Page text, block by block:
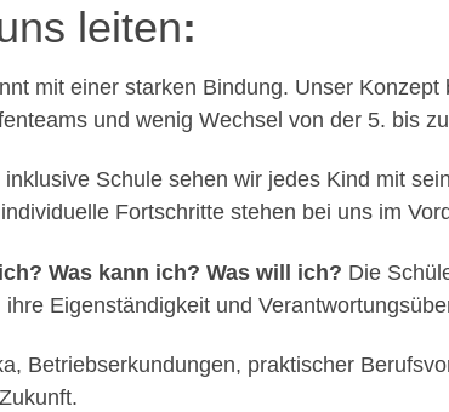
leiten:
mit einer starken Bindung. Unser
und wenig Wechsel von der 5. bis
inklusive Schule sehen wir jedes Kind mit
Fortschritte stehen bei uns im
Was kann ich? Was will ich? Die
Eigenständigkeit und
Betriebserkundungen, praktischer